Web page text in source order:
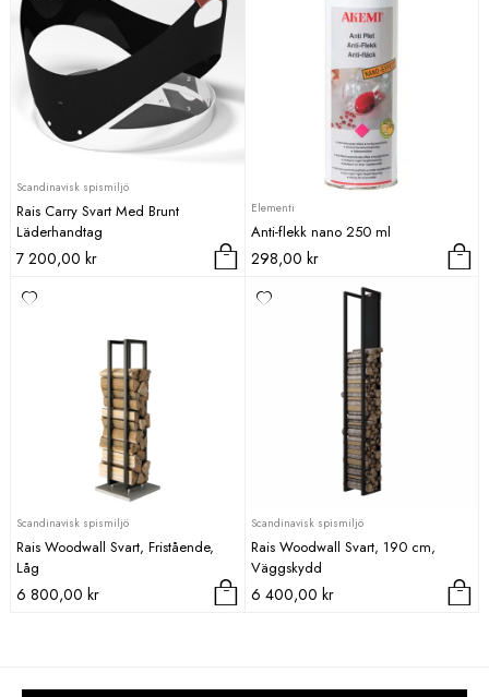
Scandinavisk spismiljö
Rais Carry Svart Med Brunt
Läderhandtag
7 200,00 kr
Elementi
Anti-flekk nano 250 ml
298,00 kr
Scandinavisk spismiljö
Rais Woodwall Svart, Fristående,
Låg
6 800,00 kr
Scandinavisk spismiljö
Rais Woodwall Svart, 190 cm,
Väggskydd
6 400,00 kr